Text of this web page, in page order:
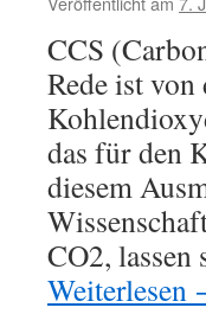
CCS
Rede ist
das für den
diesem
CO2,
Weiterlesen